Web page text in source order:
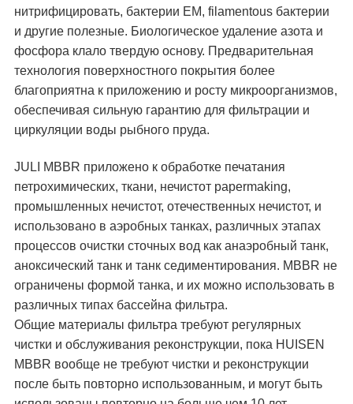
нитрифицировать, бактерии EM, filamentous бактерии
и другие полезные. Биологическое удаление азота и
фосфора клало твердую основу. Предварительная
технология поверхностного покрытия более
благоприятна к приложению и росту микроорганизмов,
обеспечивая сильную гарантию для фильтрации и
циркуляции воды рыбного пруда.
JULI MBBR приложено к обработке печатания
петрохимических, ткани, нечистот papermaking,
промышленных нечистот, отечественных нечистот, и
использовано в аэробных танках, различных этапах
процессов очистки сточных вод как анаэробный танк,
аноксический танк и танк седиментирования. MBBR не
ограничены формой танка, и их можно использовать в
различных типах бассейна фильтра.
Общие материалы фильтра требуют регулярных
чистки и обслуживания реконструкции, пока HUISEN
MBBR вообще не требуют чистки и реконструкции
после быть повторно использованным, и могут быть